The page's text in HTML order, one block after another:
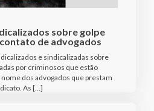
sobre golpe
de advogados
e sindicalizadas sobre
por criminosos que estão
dos advogados que prestam
As […]